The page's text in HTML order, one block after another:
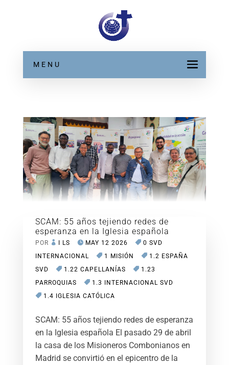
MENU
SCAM: 55 años tejiendo redes de
esperanza en la Iglesia española
POR I LS MAY 12 2026
0 SVD
INTERNACIONAL
1 MISIÓN
1.2 ESPAÑA
SVD
1.22 CAPELLANÍAS
1.23
PARROQUIAS
1.3 INTERNACIONAL SVD
1.4 IGLESIA CATÓLICA
SCAM: 55 años tejiendo redes de esperanza
en la Iglesia española El pasado 29 de abril
la casa de los Misioneros Combonianos en
Madrid se convirtió en el epicentro de la